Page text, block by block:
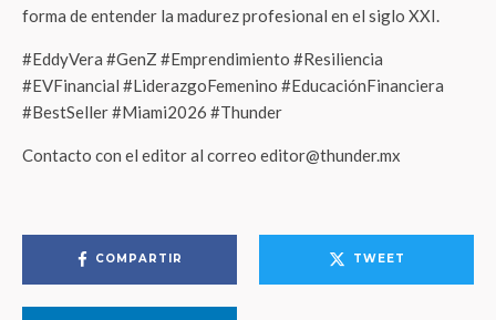
forma de entender la madurez profesional en el siglo XXI.
#EddyVera #GenZ #Emprendimiento #Resiliencia
#EVFinancial #LiderazgoFemenino #EducaciónFinanciera
#BestSeller #Miami2026 #Thunder
Contacto con el editor al correo editor@thunder.mx
COMPARTIR TWEET